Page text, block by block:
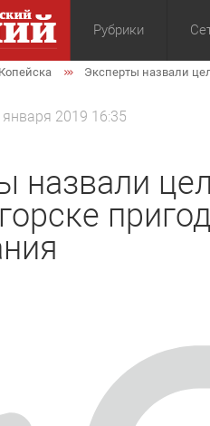
Рубрики
Общество
Эксперты назвали
января 2019 16:35
назвали